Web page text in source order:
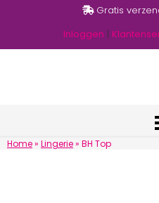
Gratis
Inloggen |
Home» Lingerie» BH Top